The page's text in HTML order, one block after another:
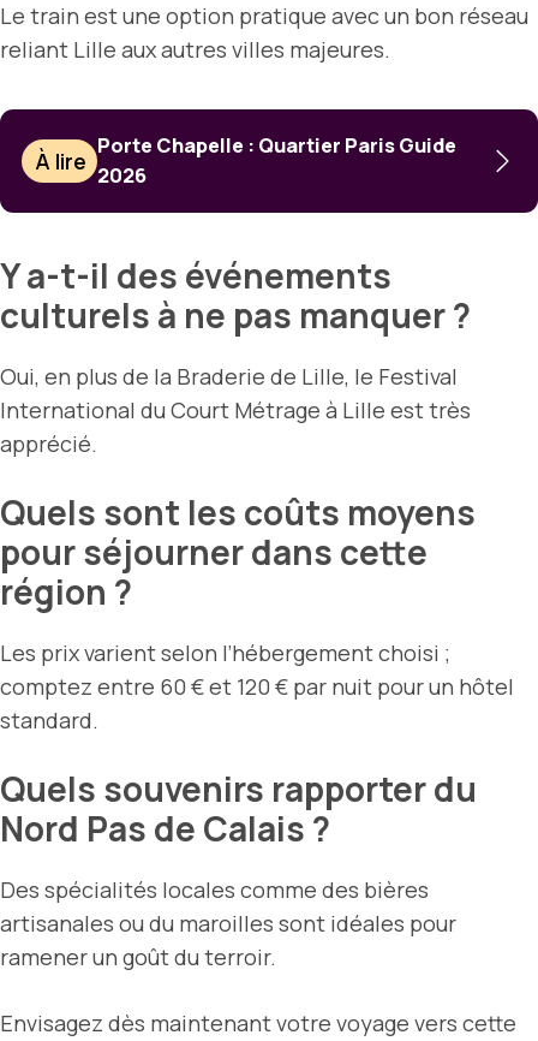
Le train est une option pratique avec un bon réseau
reliant Lille aux autres villes majeures.
À lire
Porte Chapelle : Quartier Paris Guide
2026
Y a-t-il des événements
culturels à ne pas manquer ?
Oui, en plus de la Braderie de Lille, le Festival
International du Court Métrage à Lille est très
apprécié.
Quels sont les coûts moyens
pour séjourner dans cette
région ?
Les prix varient selon l’hébergement choisi ;
comptez entre 60 € et 120 € par nuit pour un hôtel
standard.
Quels souvenirs rapporter du
Nord Pas de Calais ?
Des spécialités locales comme des bières
artisanales ou du maroilles sont idéales pour
ramener un goût du terroir.
Envisagez dès maintenant votre voyage vers cette